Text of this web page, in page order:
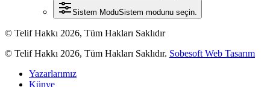
Sistem ModuSistem modunu seçin.
© Telif Hakkı 2026, Tüm Hakları Saklıdır
© Telif Hakkı 2026, Tüm Hakları Saklıdır. Sobesoft Web Tasarım
Yazarlarımız
Künye